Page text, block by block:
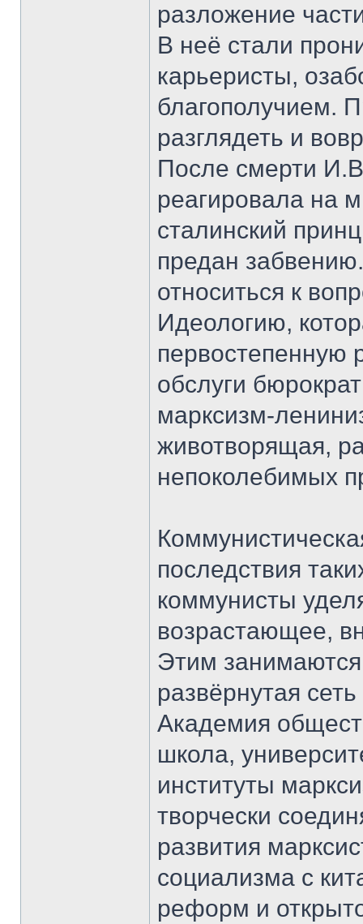
разложение
В неё стали
карьеристы,
благополучием.
разглядеть и
После смерти
реагировала на
сталинский
предан
относиться к
Идеологию,
первостепенную
обслуги
марксизм-
животворящая,
непоколебимых
последствия
коммунисты
возрастающее,
Этим
развёрнутая
Академия
школа,
институты
творчески
развития
социализма с
реформ и